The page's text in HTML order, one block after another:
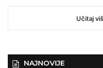
Učitaj
NAJNOVIJE